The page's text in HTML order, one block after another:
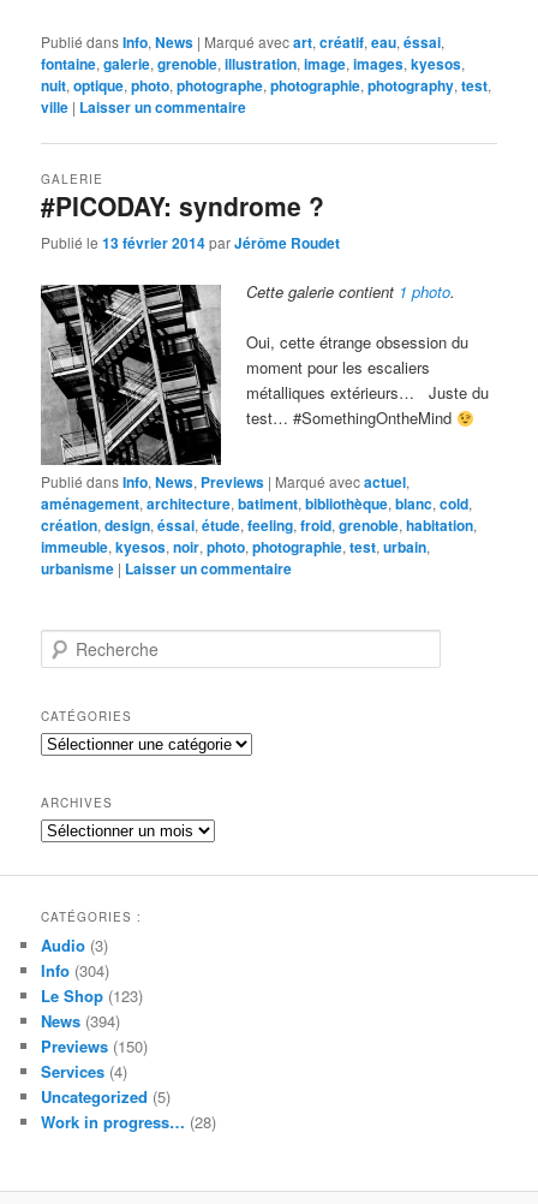
Publié dansInfo,News | Marqué avecart,créatif,eau,éssai,
fontaine,galerie,grenoble,illustration,image,images,kyesos,
nuit,optique,photo,photographe,photographie,photography,test,
ville | Laisser un commentaire
#PICODAY: syndrome ?
GALERIE
Publié le13 février 2014parJérôme Roudet
Cette galerie contient 1 photo.
Oui, cette étrange obsession du
moment pour les escaliers
métalliques extérieurs… Juste du
test… #SomethingOntheMind
Publié dansInfo,News, Previews | Marqué avecactuel,
aménagement,architecture,batiment,bibliothèque,blanc,cold,
création,design,éssai,étude,feeling,froid,grenoble,habitation,
immeuble,kyesos,noir,photo,photographie,test,urbain,
urbanisme | Laisser un commentaire
e
h
e
r
h
e
CATÉGORIES
Catégories
ARCHIVES
Archives
CATÉGORIES :
Audio (3)
Info (304)
Le Shop (123)
News (394)
Previews (150)
Services (4)
Uncategorized (5)
Work in progress… (28)